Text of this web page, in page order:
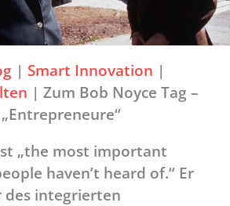
| Smart Innovation |
| Zum Bob Noyce Tag –
„the most important
haven’t heard of.“ Er
des integrierten